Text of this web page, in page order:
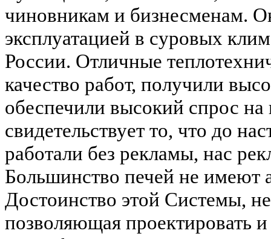
чиновникам и бизнесменам.
эксплуатацией в суровых
России. Отличные
качество работ, получили
обеспечили высокий спрос
свидетельствует то, что до
работали без рекламы, нас
Большинство печей не имеют
Достоинство этой Системы,
позволяющая проектировать и